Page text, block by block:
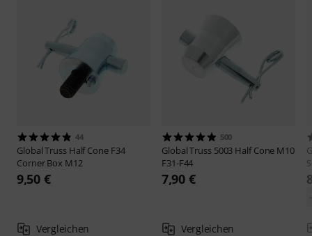
44
Global Truss Half Cone F34
Corner Box M12
9,50 €
Vergleichen
500
Global Truss 5003 Half Cone M10
F31-F44
7,90 €
Vergleichen